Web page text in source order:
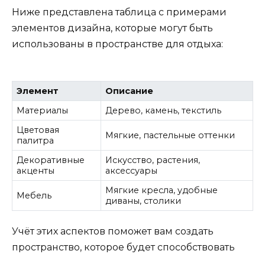
Ниже представлена таблица с примерами
элементов дизайна, которые могут быть
использованы в пространстве для отдыха:
Элемент
Описание
Материалы
Дерево, камень, текстиль
Цветовая
палитра
Мягкие, пастельные оттенки
Декоративные
акценты
Искусство, растения,
аксессуары
Мебель
Мягкие кресла, удобные
диваны, столики
Учёт этих аспектов поможет вам создать
пространство, которое будет способствовать